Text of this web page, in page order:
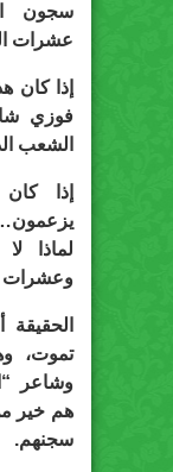
سجون
عشرات
إذا كان
فوزي
الشعب
إذا
لماذا
وعشرات
تموت،
وشاعر
هم خير
سجنهم.